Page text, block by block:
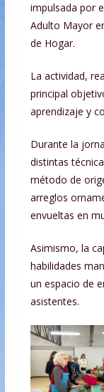
impulsada por
Adulto Mayor
de Hogar.
La actividad,
principal
aprendizaje y
Durante la
distintas
método de
arreglos
envueltas en
Asimismo, la
habilidades
un espacio de
asistentes.